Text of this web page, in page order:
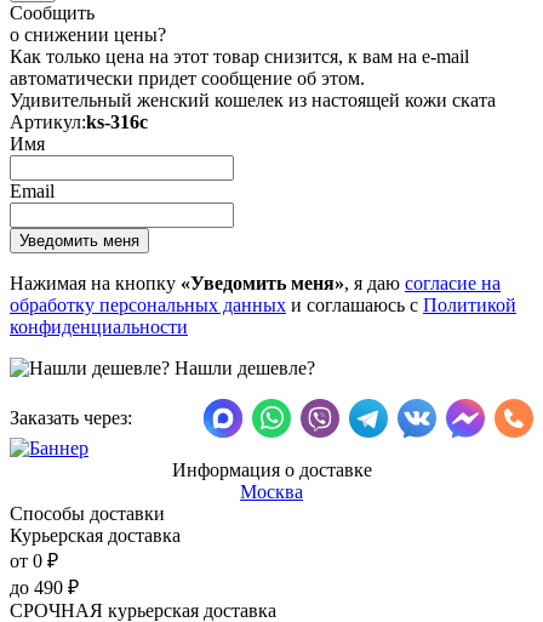
Сообщить
о снижении цены?
Как только цена на этот товар снизится, к вам на e-mail
автоматически придет сообщение об этом.
Удивительный женский кошелек из настоящей кожи ската
Артикул:ks-316c
Имя
Email
Нажимая на кнопку «Уведомить меня», я даю согласие на
обработку персональных данных и соглашаюсь с Политикой
конфиденциальности
Нашли дешевле?
Заказать через:
Информация о доставке
Москва
Способы доставки
Курьерская доставка
от 0 ₽
до 490 ₽
СРОЧНАЯ курьерская доставка